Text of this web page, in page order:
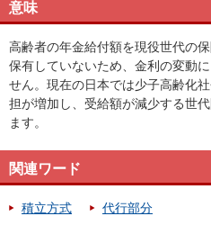
意味
高齢者の年金給付額を現役世代の
保有していないため、金利の変動
せん。現在の日本では少子高齢化
担が増加し、受給額が減少する世
ます。
関連ワード
積立方式 代行部分